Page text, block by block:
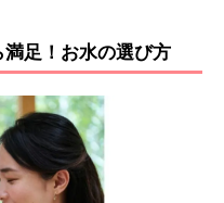
満足！お水の選び方